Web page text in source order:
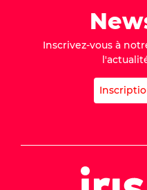
Inscrivez-vous à